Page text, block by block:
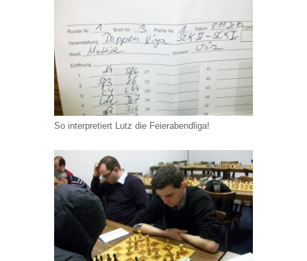
So interpretiert Lutz die Feierabendliga!